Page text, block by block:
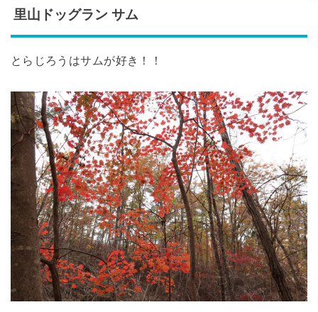
里山ドッグラン サム
とらじろうはサムが好き！！